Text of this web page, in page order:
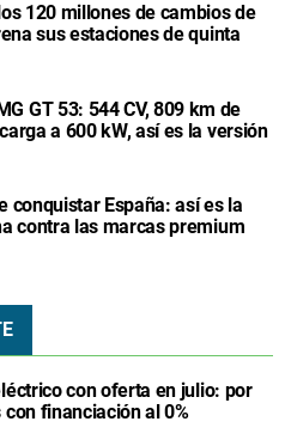
120 millones de cambios de
sus estaciones de quinta
GT 53: 544 CV, 809 km de
a 600 kW, así es la versión
conquistar España: así es la
contra las marcas premium
con oferta en julio: por
financiación al 0%